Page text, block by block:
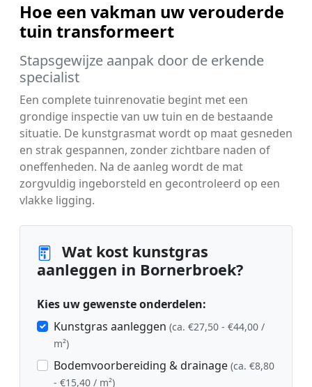
Hoe een vakman uw verouderde
tuin transformeert
Stapsgewijze aanpak door de erkende
specialist
Een complete tuinrenovatie begint met een
grondige inspectie van uw tuin en de bestaande
situatie. De kunstgrasmat wordt op maat gesneden
en strak gespannen, zonder zichtbare naden of
oneffenheden. Na de aanleg wordt de mat
zorgvuldig ingeborsteld en gecontroleerd op een
vlakke ligging.
Wat kost kunstgras
aanleggen in Bornerbroek?
Kies uw gewenste onderdelen:
Kunstgras aanleggen (ca. €27,50 - €44,00 /
m²)
Bodemvoorbereiding & drainage (ca. €8,80
- €15,40 / m²)